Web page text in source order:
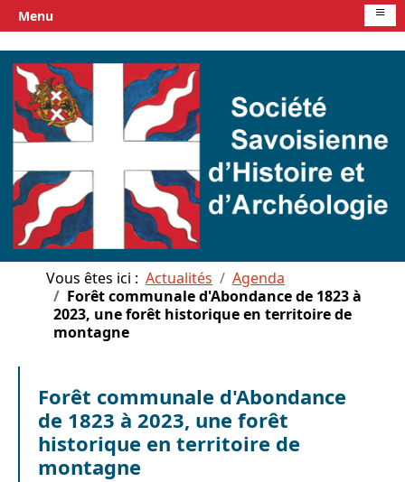
Vous êtes ici : Actualités
Agenda
Forêt communale d'Abondance de 1823 à
2023, une forêt historique en territoire de
montagne
Forêt communale d'Abondance
de 1823 à 2023, une forêt
historique en territoire de
montagne
Menu ≡